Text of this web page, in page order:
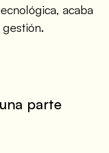
acaba
parte